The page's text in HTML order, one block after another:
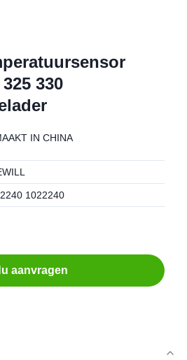
330
IN CHINA
1022240
aanvragen